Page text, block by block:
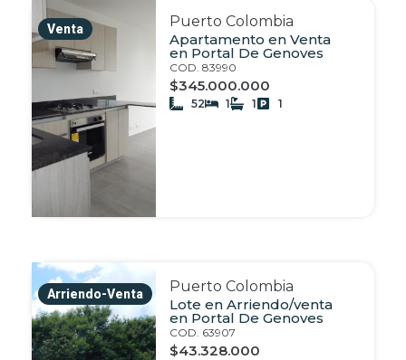
Venta
Puerto Colombia
Apartamento en Venta
en Portal De Genoves
COD. 83990
$345.000.000
52 1 1 1
Arriendo-Venta
Puerto Colombia
Lote en Arriendo/venta
en Portal De Genoves
COD. 63907
$43.328.000